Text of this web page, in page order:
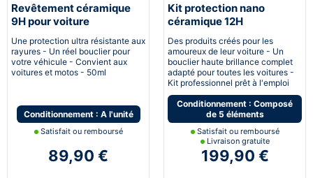
Revêtement céramique
9H pour voiture
Une protection ultra résistante aux
rayures - Un réel bouclier pour
votre véhicule - Convient aux
voitures et motos - 50ml
Conditionnement : A l'unité
Satisfait ou remboursé
89,90 €
Kit protection nano
céramique 12H
Des produits créés pour les
amoureux de leur voiture - Un
bouclier haute brillance complet
adapté pour toutes les voitures -
Kit professionnel prêt à l'emploi
Conditionnement : Composé
de 5 éléments
Satisfait ou remboursé
Livraison gratuite
199,90 €